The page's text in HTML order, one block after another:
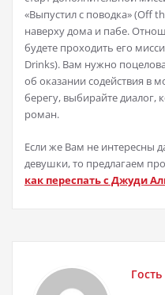
«Выпустил с поводка» (Off
наверху дома и пабе.
будете проходить его
Drinks). Вам нужно
об оказании содействия в
берегу, выбирайте
роман.
Если же Вам не интересны
девушки, то предлагаем
как переспать с Джуди
Гость